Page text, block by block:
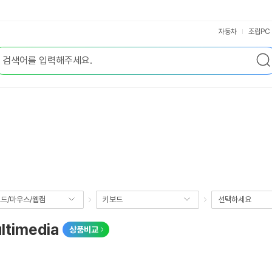
자동차 조립PC
/마우스/웹캠 키보드 선택하세요
상품비교